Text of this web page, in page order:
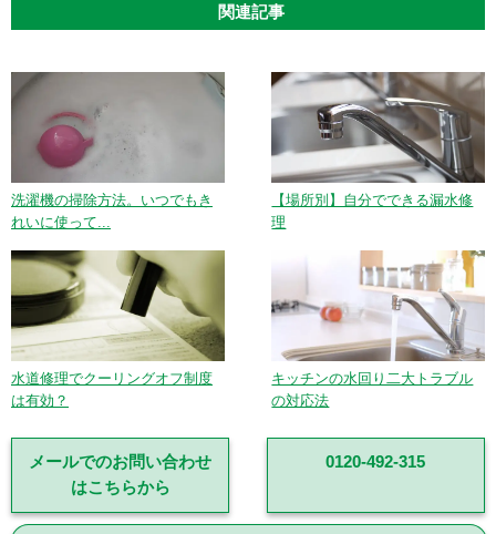
関連記事
洗濯機の掃除方法。いつでもき
れいに使って...
【場所別】自分でできる漏水修
理
水道修理でクーリングオフ制度
は有効？
キッチンの水回り二大トラブル
の対応法
メールでのお問い合わせ
はこちらから
0120-492-315